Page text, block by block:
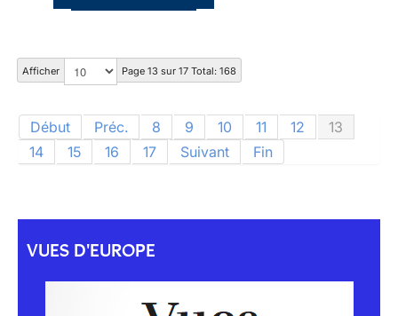
Afficher Page 13 sur 17 Total: 168
Début Préc. 8 9 10 11 12
13
14
15 16 17 Suivant Fin
VUES D'EUROPE